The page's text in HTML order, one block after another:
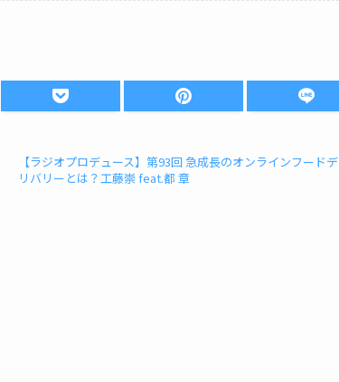
【ラジオプロデュース】第93回 急成長のオンラインフードデ
リバリーとは？工藤崇 feat.都 章